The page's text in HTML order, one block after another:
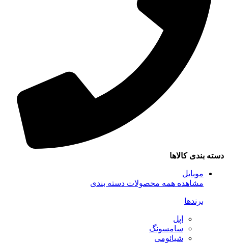
بندی کالاها
موبایل
مشاهده همه محصولات دسته بندی
برندها
اپل
سامسونگ
شیائومی